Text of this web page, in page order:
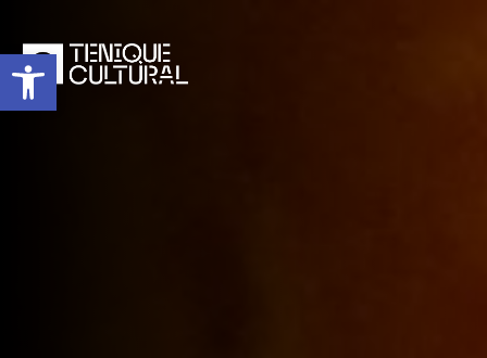
Abrir barra de herramientas